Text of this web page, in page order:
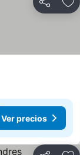
Compartir
Ver precios